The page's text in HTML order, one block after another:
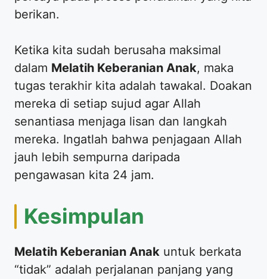
berikan.
​Ketika kita sudah berusaha maksimal
dalam Melatih Keberanian Anak, maka
tugas terakhir kita adalah tawakal. Doakan
mereka di setiap sujud agar Allah
senantiasa menjaga lisan dan langkah
mereka. Ingatlah bahwa penjagaan Allah
jauh lebih sempurna daripada
pengawasan kita 24 jam.
​Kesimpulan
Melatih Keberanian Anak untuk berkata
“tidak” adalah perjalanan panjang yang